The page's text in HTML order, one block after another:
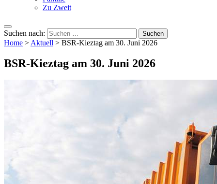
Zu Zweit
Suchen nach:
Home >Aktuell > BSR-Kieztag am 30. Juni 2026
BSR-Kieztag am 30. Juni 2026